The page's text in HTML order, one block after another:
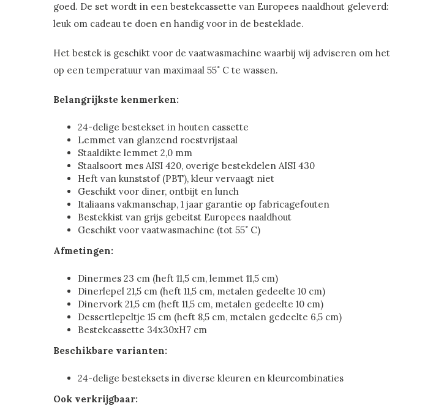
goed. De set wordt in een bestekcassette van Europees naaldhout geleverd:
leuk om cadeau te doen en handig voor in de besteklade.
Het bestek is geschikt voor de vaatwasmachine waarbij wij adviseren om het
op een temperatuur van maximaal 55˚ C te wassen.
Belangrijkste kenmerken:
24-delige bestekset in houten cassette
Lemmet van glanzend roestvrijstaal
Staaldikte lemmet 2,0 mm
Staalsoort mes AISI 420, overige bestekdelen AISI 430
Heft van kunststof (PBT), kleur vervaagt niet
Geschikt voor diner, ontbijt en lunch
Italiaans vakmanschap, 1 jaar garantie op fabricagefouten
Bestekkist van grijs gebeitst Europees naaldhout
Geschikt voor vaatwasmachine (tot 55˚ C)
Afmetingen:
Dinermes 23 cm (heft 11,5 cm, lemmet 11,5 cm)
Dinerlepel 21,5 cm (heft 11,5 cm, metalen gedeelte 10 cm)
Dinervork 21,5 cm (heft 11,5 cm, metalen gedeelte 10 cm)
Dessertlepeltje 15 cm (heft 8,5 cm, metalen gedeelte 6,5 cm)
Bestekcassette 34x30xH7 cm
Beschikbare varianten:
24-delige besteksets in diverse kleuren en kleurcombinaties
Ook verkrijgbaar: